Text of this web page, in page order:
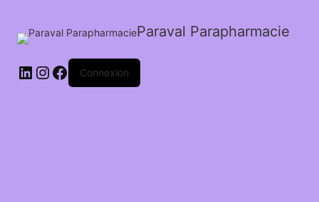
Paraval Parapharmacie
LinkedIn
Instagram
FacebookConnexion